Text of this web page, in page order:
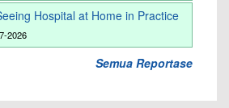
Hospital at Home in Practice
2026
Semua Reportase